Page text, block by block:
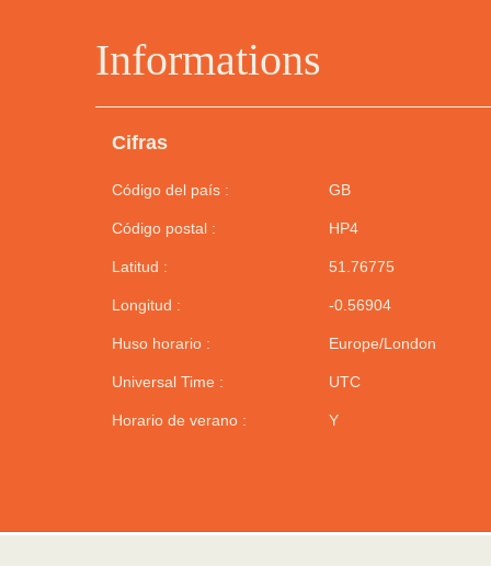
Informations
Cifras
Código del país : GB
Código postal : HP4
Latitud : 51.76775
Longitud : -0.56904
Huso horario : Europe/London
Universal Time : UTC
Horario de verano : Y